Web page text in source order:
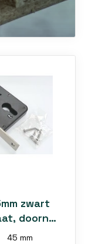
zwart
doorn
45 mm